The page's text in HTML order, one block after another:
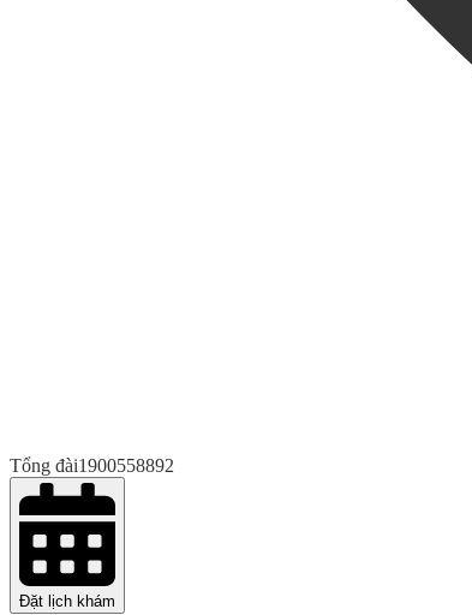
Tổng đài1900558892
Đặt lịch khám